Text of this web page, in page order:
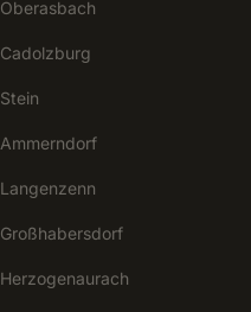
Oberasbach
Cadolzburg
Stein
Ammerndorf
Langenzenn
Großhabersdorf
Herzogenaurach